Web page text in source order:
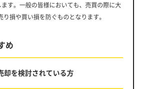
す。一般の皆様においても、売買の際に大
り損や買い損を防ぐものとなります。
め
却を検討されている方